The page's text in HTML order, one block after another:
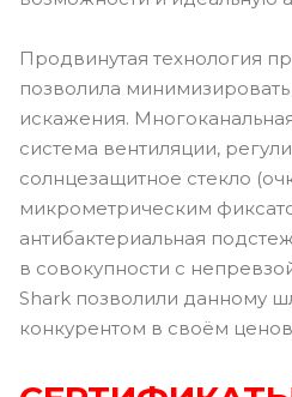
Продвинутая технология
позволила
искажения.
система вентиляции,
солнцезащитное стекло
микрометрическим
антибактериальная
в совокупности с
Shark позволили данному
конкурентом в своём